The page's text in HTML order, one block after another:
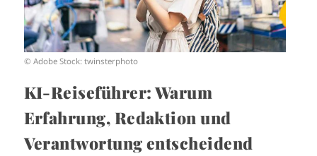
© Adobe Stock: twinsterphoto
KI-Reiseführer: Warum
Erfahrung, Redaktion und
Verantwortung entscheidend